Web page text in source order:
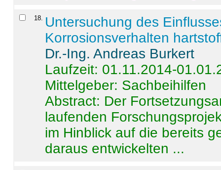
18
Untersuchung des
Korrosionsverhalten
Dr.-Ing. Andreas Burkert
Laufzeit: 01.11.2014-
Mittelgeber: Sachbeihilfen
Abstract: Der
laufenden
im Hinblick auf die bereits
daraus entwickelten ...